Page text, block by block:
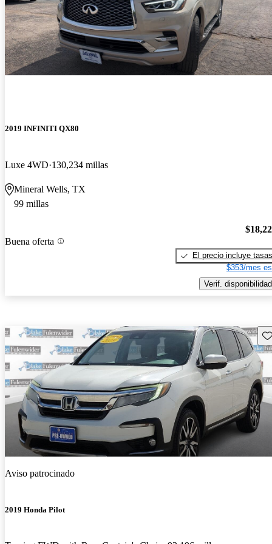
2019 INFINITI QX80
Luxe 4WD 130,234 millas
Mineral Wells, TX
99 millas
Buena oferta
El precio incluye tasas
$353/mes
Verif. disponibilidad
Aviso patrocinado
2019 Honda Pilot